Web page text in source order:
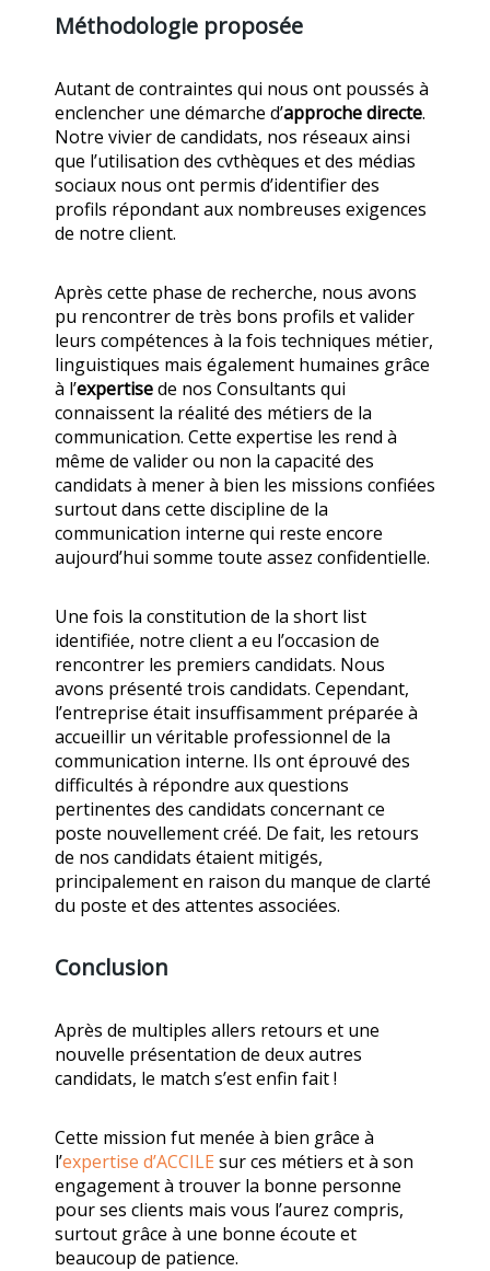
Méthodologie proposée
Autant de contraintes qui nous ont poussés à
enclencher une démarche d’approche directe.
Notre vivier de candidats, nos réseaux ainsi
que l’utilisation des cvthèques et des médias
sociaux nous ont permis d’identifier des
profils répondant aux nombreuses exigences
de notre client.
Après cette phase de recherche, nous avons
pu rencontrer de très bons profils et valider
leurs compétences à la fois techniques métier,
linguistiques mais également humaines grâce
à l’expertisede nos Consultants qui
connaissent la réalité des métiers de la
communication. Cette expertise les rend à
même de valider ou non la capacité des
candidats à mener à bien les missions confiées
surtout dans cette discipline de la
communication interne qui reste encore
aujourd’hui somme toute assez confidentielle.
Une fois la constitution de la short list
identifiée, notre client a eu l’occasion de
rencontrer les premiers candidats. Nous
avons présenté trois candidats. Cependant,
l’entreprise était insuffisamment préparée à
accueillir un véritable professionnel de la
communication interne. Ils ont éprouvé des
difficultés à répondre aux questions
pertinentes des candidats concernant ce
poste nouvellement créé. De fait, les retours
de nos candidats étaient mitigés,
principalement en raison du manque de clarté
du poste et des attentes associées.
Conclusion
Après de multiples allers retours et une
nouvelle présentation de deux autres
candidats, le match s’est enfin fait !
Cette mission fut menée à bien grâce à
l’expertise d’ACCILE sur ces métiers et à son
engagement à trouver la bonne personne
pour ses clients mais vous l’aurez compris,
surtout grâce à une bonne écoute et
beaucoup de patience.